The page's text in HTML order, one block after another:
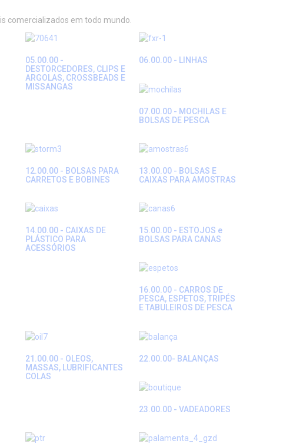
comercializados em todo mundo.
05.00.00 -
DESTORCEDORES, CLIPS E
ARGOLAS, CROSSBEADS E
MISSANGAS
06.00.00 - LINHAS
07.00.00 - MOCHILAS E
BOLSAS DE PESCA
12.00.00 - BOLSAS PARA
CARRETOS E BOBINES
13.00.00 - BOLSAS E
CAIXAS PARA AMOSTRAS
14.00.00 - CAIXAS DE
PLÁSTICO PARA
ACESSÓRIOS
15.00.00 - ESTOJOS e
BOLSAS PARA CANAS
16.00.00 - CARROS DE
PESCA, ESPETOS, TRIPÉS
E TABULEIROS DE PESCA
21.00.00 - OLEOS,
MASSAS, LUBRIFICANTES
COLAS
22.00.00- BALANÇAS
23.00.00 - VADEADORES